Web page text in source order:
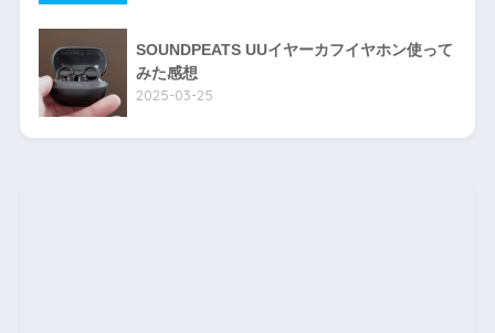
SOUNDPEATS UUイヤーカフイヤホン使って
みた感想
2025-03-25